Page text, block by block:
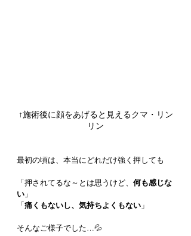
↑施術後に顔をあげると見えるクマ・リン
リン
最初の頃は、本当にどれだけ強く押しても
「押されてるな～とは思うけど、 何も感じな
い 」
「 痛くもないし、気持ちよくもない 」
そんなご様子でした…💦